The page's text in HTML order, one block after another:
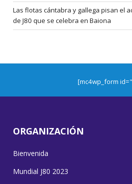
Las flotas cántabra y gallega pisan el
de J80 que se celebra en Baiona
[mc4wp_form
ORGANIZACIÓN
Bienvenida
Mundial J80 2023